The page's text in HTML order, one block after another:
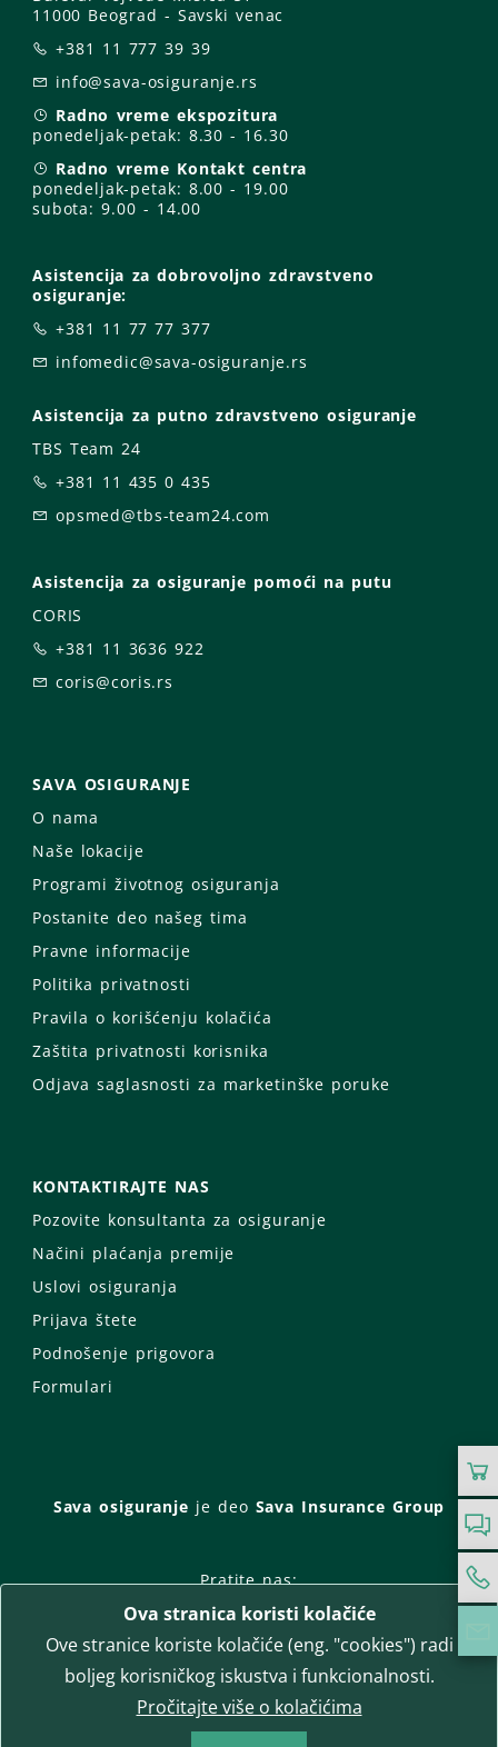
11000 Beograd - Savski venac
+381 11 777 39 39
info@sava-osiguranje.rs
Radno vreme ekspozitura
ponedeljak-petak: 8.30 - 16.30
Radno vreme Kontakt centra
ponedeljak-petak: 8.00 - 19.00
subota: 9.00 - 14.00
Asistencija za dobrovoljno zdravstveno
osiguranje:
+381 11 77 77 377
infomedic@sava-osiguranje.rs
Asistencija za putno zdravstveno osiguranje
TBS Team 24
+381 11 435 0 435
opsmed@tbs-team24.com
Asistencija za osiguranje pomoći na putu
CORIS
+381 11 3636 922
coris@coris.rs
SAVA OSIGURANJE
O nama
Naše lokacije
Programi životnog osiguranja
Postanite deo našeg tima
Pravne informacije
Politika privatnosti
Pravila o korišćenju kolačića
Zaštita privatnosti korisnika
Odjava saglasnosti za marketinške poruke
KONTAKTIRAJTE NAS
Pozovite konsultanta za osiguranje
Načini plaćanja premije
Uslovi osiguranja
Prijava štete
Podnošenje prigovora
Formulari
Sava osiguranje je deo Sava Insurance Group
Pratite nas:
Facebook
Instagram
LinkedIn
Twitter
YouTube
WhatsApp
T-media d.o.o. | napredne komunikacije
Ova stranica koristi kolačiće
Ove stranice koriste kolačiće (eng. "cookies") radi
boljeg korisničkog iskustva i funkcionalnosti.
Pročitajte više o kolačićima